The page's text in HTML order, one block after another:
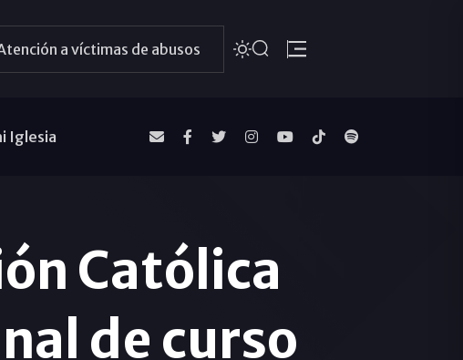
a víctimas de abusos
Iglesia
Católica
de curso